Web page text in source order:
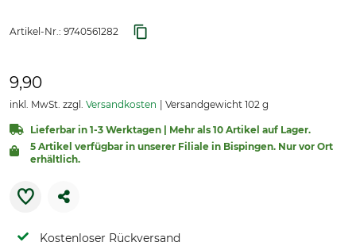
Artikel-Nr.: 9740561282
9,90
inkl. MwSt. zzgl. Versandkosten Versandgewicht 102 g
Lieferbar in 1-3 Werktagen | Mehr als 10 Artikel auf Lager.
5 Artikel verfügbar in unserer Filiale in Bispingen. Nur vor Ort
erhältlich.
Kostenloser Rückversand